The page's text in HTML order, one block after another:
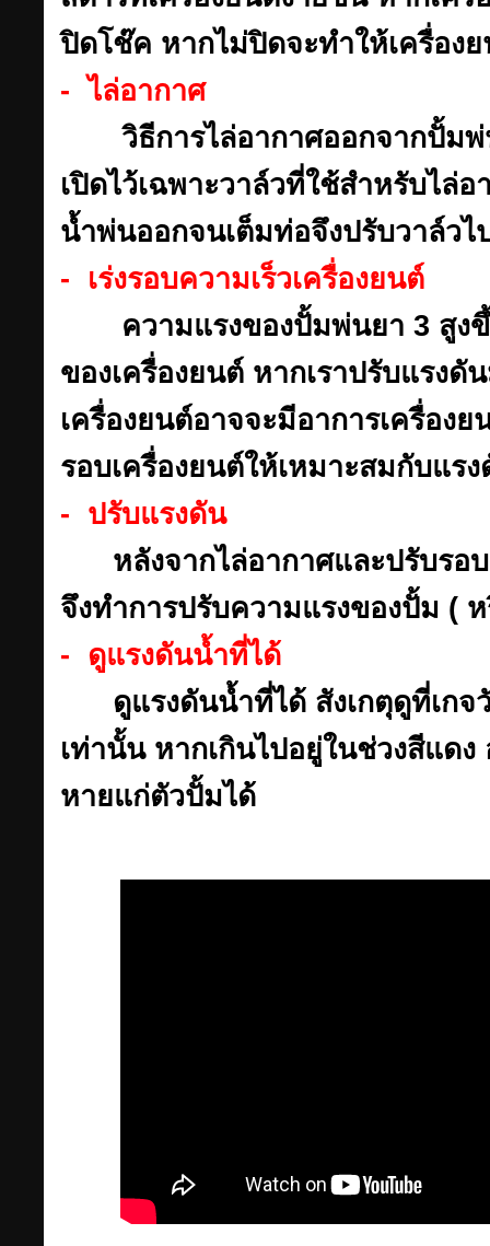
ปิดโช๊ค หากไม่ปิดจะทำให้เครื่อง
- ไล่อากาศ
วิธีการไล่อากาศออกจากปั้ม
เปิดไว้เฉพาะวาล์วที่ใช้สำหรับไล่
น้ำพ่นออกจนเต็มท่อจึงปรับวาล์ว
- เร่งรอบความเร็วเครื่องยนต์
ความแรงของปั้มพ่นยา 3 สูง
ของเครื่องยนต์ หากเราปรับแรงดั
เครื่องยนต์อาจจะมีอาการเครื่อง
รอบเครื่องยนต์ให้เหมาะสมกับแร
- ปรับแรงดัน
หลังจากไล่อากาศและปรับรอ
จึงทำการปรับความแรงของปั้ม (
- ดูแรงดันน้ำที่ได้
ดูแรงดันน้ำที่ได้ สังเกตุดูที่เกจ
เท่านั้น หากเกินไปอยู่ในช่วงสีแดง
หายแก่ตัวปั้มได้